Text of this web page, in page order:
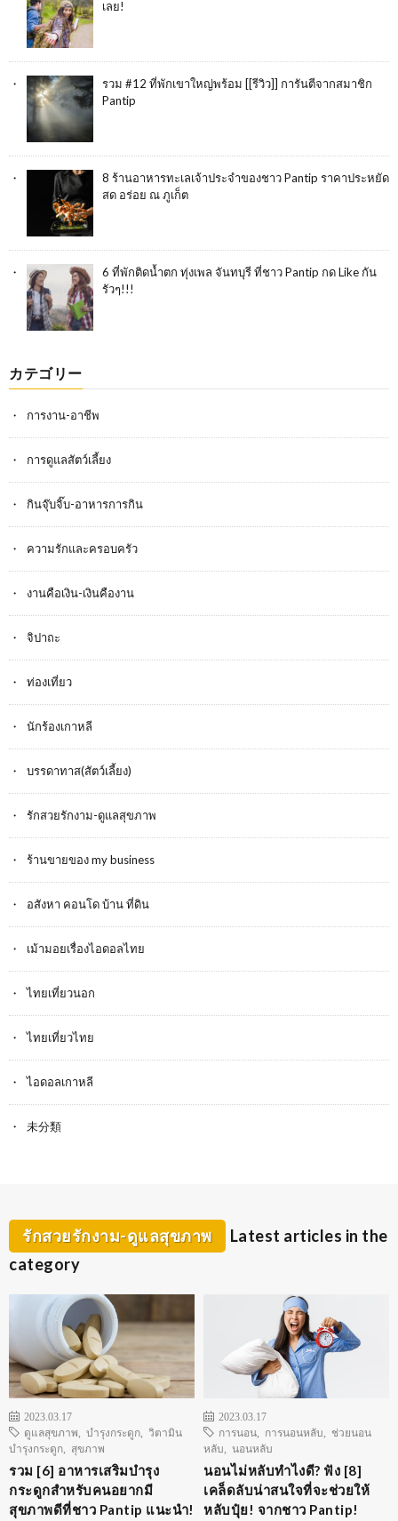
เลย!
รวม #12 ที่พักเขาใหญ่พร้อม [[รีวิว]] การันตีจากสมาชิก
Pantip
8 ร้านอาหารทะเลเจ้าประจำของชาว Pantip ราคาประหยัด
สด อร่อย ณ ภูเก็ต
6 ที่พักติดน้ำตก ทุ่งเพล จันทบุรี ที่ชาว Pantip กด Like กัน
รัวๆ!!!
カテゴリー
การงาน-อาชีพ
การดูแลสัตว์เลี้ยง
กินจุ๊บจิ๊บ-อาหารการกิน
ความรักและครอบครัว
งานคือเงิน-เงินคืองาน
จิปาถะ
ท่องเที่ยว
นักร้องเกาหลี
บรรดาทาส(สัตว์เลี้ยง)
รักสวยรักงาม-ดูแลสุขภาพ
ร้านขายของ my business
อสังหา คอนโด บ้าน ที่ดิน
เม้ามอยเรื่องไอดอลไทย
ไทยเที่ยวนอก
ไทยเที่ยวไทย
ไอดอลเกาหลี
未分類
รักสวยรักงาม-ดูแลสุขภาพ
Latest articles in the
category
2023.03.17
ดูแลสุขภาพ
บำรุงกระดูก
วิตามิน
บำรุงกระดูก
สุขภาพ
รวม [6] อาหารเสริมบำรุง
กระดูกสำหรับคนอยากมี
สุขภาพดีที่ชาว Pantip แนะนำ!
2023.03.17
การนอน
การนอนหลับ
ช่วยนอน
หลับ
นอนหลับ
นอนไม่หลับทำไงดี? ฟัง [8]
เคล็ดลับน่าสนใจที่จะช่วยให้
หลับปุ๋ย! จากชาว Pantip!